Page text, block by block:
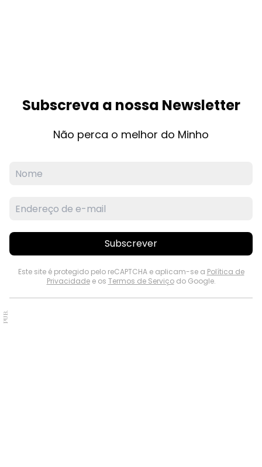
Subscreva a nossa Newsletter
Não perca o melhor do Minho
Subscrever
Este site é protegido pelo reCAPTCHA e aplicam-se a Política de
Privacidadee os Termos de Serviçodo Google.
PUB.